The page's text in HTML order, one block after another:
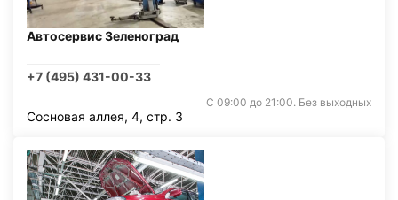
Автосервис Зеленоград
+7 (495) 431-00-33
С 09:00 до 21:00. Без выходных
Сосновая аллея, 4, стр. 3